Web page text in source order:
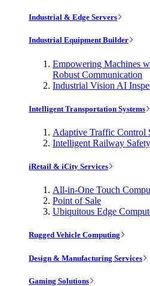
Industrial & Edge Servers
Industrial Equipment Builder
Empowering Machines
Robust Communication
Industrial Vision AI
Intelligent Transportation Systems
Adaptive Traffic Control
Intelligent Railway
iRetail & iCity Services
All-in-One Touch
Point of Sale
Ubiquitous Edge
Rugged Vehicle Computing
Design & Manufacturing Services
Gaming Solutions